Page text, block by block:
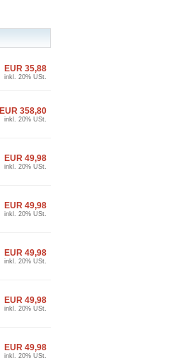
EUR 35,88
inkl. 20% USt.
EUR 358,80
inkl. 20% USt.
EUR 49,98
inkl. 20% USt.
EUR 49,98
inkl. 20% USt.
EUR 49,98
inkl. 20% USt.
EUR 49,98
inkl. 20% USt.
EUR 49,98
inkl. 20% USt.